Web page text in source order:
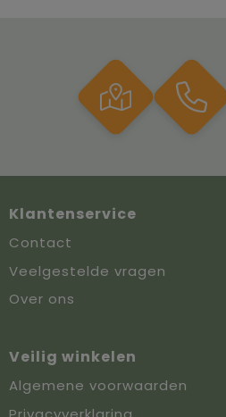
Klantenservice
Contact
Veelgestelde vragen
Over ons
Veilig winkelen
Algemene voorwaarden